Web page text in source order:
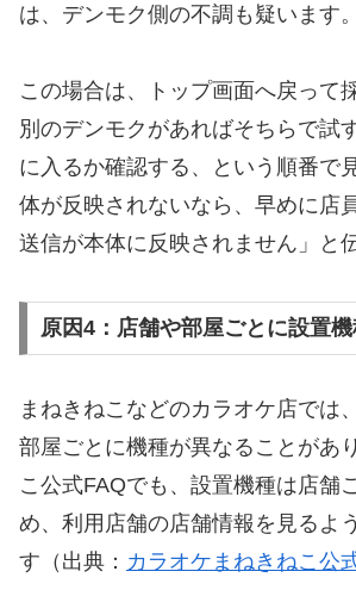
は、デンモク側の不調も疑います。
この場合は、トップ画面へ戻って
別のデンモクがあればそちらで試
に入るか確認する、という順番で
体が反映されないなら、早めに店
送信が本体に反映されません」と
原因4：店舗や部屋ごとに設置機
まねきねこなどのカラオケ店では
部屋ごとに機種が異なることがあ
こ公式FAQでも、設置機種は店舗
め、利用店舗の店舗情報を見るよ
す（出典： カラオケまねきねこ公